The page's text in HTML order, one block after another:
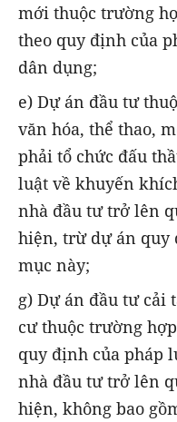
mới thuộc trường
theo quy định của
dân dụng;
e) Dự án đầu tư
văn hóa, thể thao,
phải tổ chức đấu
luật về khuyến
nhà đầu tư trở lên
hiện, trừ dự án quy
mục này;
g) Dự án đầu tư cải
cư thuộc trường
quy định của pháp
nhà đầu tư trở lên
hiện, không bao